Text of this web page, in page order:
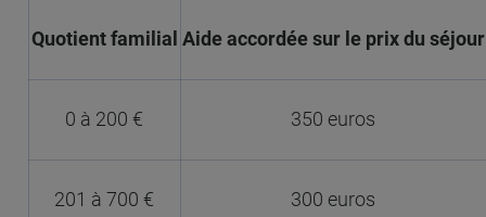
Quotient familial Aide accordée sur le prix du séjour
0 à 200 € 350 euros
201 à 700 € 300 euros